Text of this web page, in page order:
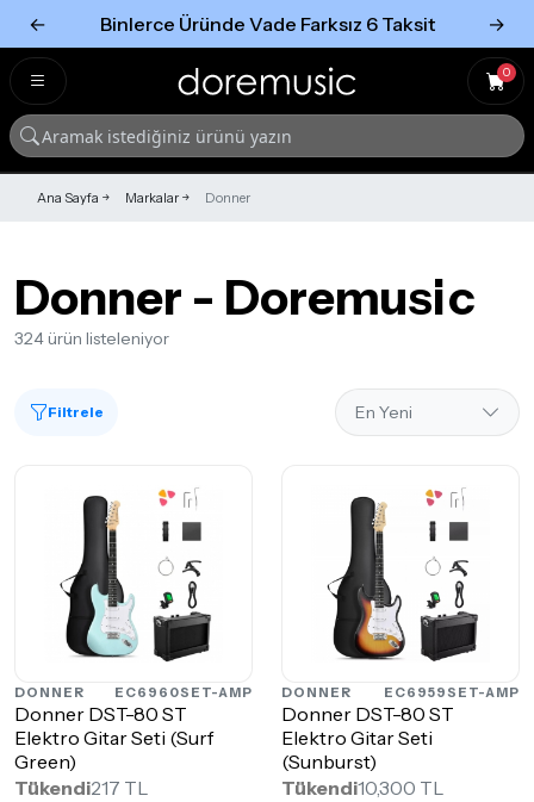
← Binlerce Üründe Vade Farksız 6 Taksit →
0
Ana Sayfa Markalar Donner
Donner - Doremusic
324 ürün listeleniyor
Filtrele
DONNER EC6960SET-AMP
Donner DST-80 ST
Elektro Gitar Seti (Surf
Green)
Tükendi217 TL
DONNER EC6959SET-AMP
Donner DST-80 ST
Elektro Gitar Seti
(Sunburst)
Tükendi10,300 TL
Tümünü Gör
Tümünü gör